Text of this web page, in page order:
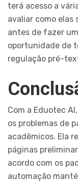
terá acesso a
avaliar como elas
antes de fazer
oportunidade de
regulação pré-
Com a Eduotec
os problemas de
acadêmicos. Ela
páginas
acordo com os
automação